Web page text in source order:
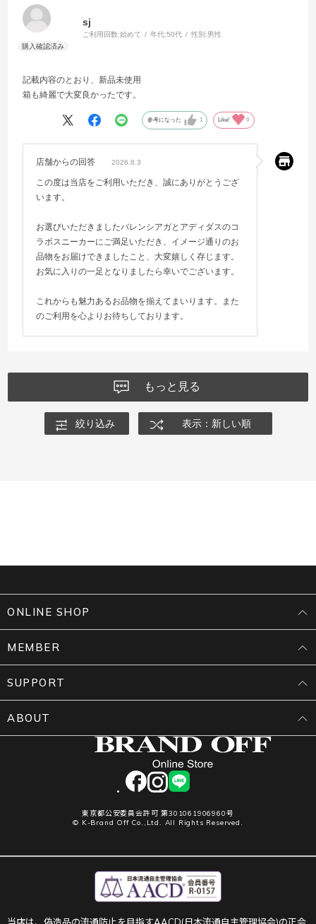
sj
ご利用回数:始めて 年代:50代 性別:男性
記載内容のとおり、新品未使用
箱も綺麗で大変良かったです。
参考になった 1 Like! 0
店舗からの回答 2026.8.3
この度は当店をご利用いただき、誠にありがとうござ
います。
お選びいただきましたバレンシアガとアディダスのコ
ラボスニーカーにご満足いただき、イメージ通りのお
品物をお届けできましたこと、大変嬉しく存じます。
お気に入りの一足となりましたら幸いでございます。
これからも魅力あるお品物を揃えてまいります。また
のご利用を心よりお待ちしております。
もっと見る
絞り込み 表示：新しい順
facebookinstagram
LINE
東京都公安委員会許可 第301061906960号
© K-Brand Off Co.,Ltd. All Rights Reserved.
ONLINE SHOP
MEMBER
SUPPORT
ABOUT